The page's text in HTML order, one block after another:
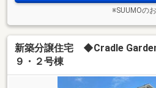
※SUUMOの
新築分譲住宅 ◆Cradle
９・２号棟